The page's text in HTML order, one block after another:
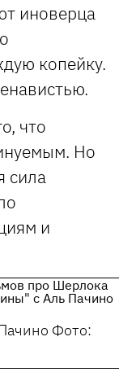
иноверца
копейку.
что
Но
сила
и
Фото: